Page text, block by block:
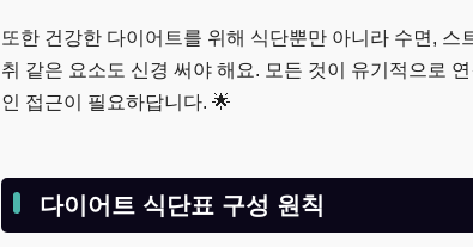
또한 건강한 다이어트를 위해 식단뿐만 아니라 수면, 스
취 같은 요소도 신경 써야 해요. 모든 것이 유기적으로
인 접근이 필요하답니다. 🌟
다이어트 식단표 구성 원칙